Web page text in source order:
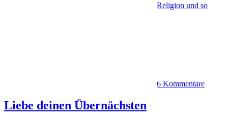
Religion und so
6 Kommentare
Liebe deinen Übernächsten